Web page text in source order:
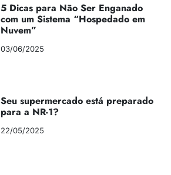
5 Dicas para Não Ser Enganado
com um Sistema “Hospedado em
Nuvem”
03/06/2025
Seu supermercado está preparado
para a NR-1?
22/05/2025